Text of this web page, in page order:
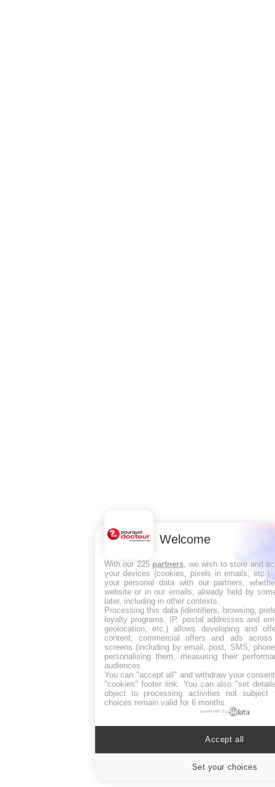
Welcome
With our 225 partners , we wish to store and
your devices (cookies, pixels in emails, etc.),
your personal data with our partners,
website or in our emails, already held by
later, including in other contexts.
Processing this data (identifiers, browsing,
loyalty programs, IP, postal addresses and
geolocation, etc.) allows developing and
content, commercial offers and ads
screens (including by email, post, SMS,
personalising them, measuring their
audiences.
You can "accept all" and withdraw your
"cookies" footer link . You can also "set
object to processing activities not subject
choices remain valid for 6 months.
powered by
Set your choices
Accept all